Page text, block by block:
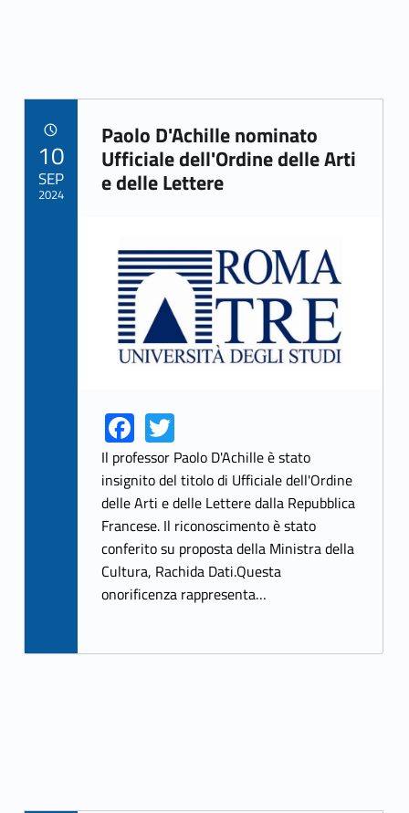
Link identifier archive #link-archive-59672
Paolo D'Achille nominato
Ufficiale dell'Ordine delle Arti
e delle Lettere
Link identifier share facebook archive #share-link-archive-59621Fa
ce
b
o
o
k
Link identifier share twitter archive #share-link-archive-98595T
w
itt
er
Il professor Paolo D'Achille è stato
insignito del titolo di Ufficiale dell'Ordine
delle Arti e delle Lettere dalla Repubblica
Francese. Il riconoscimento è stato
conferito su proposta della Ministra della
Cultura, Rachida Dati.Questa
onorificenza rappresenta…
10
SEP
2024